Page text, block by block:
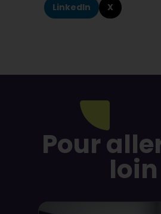
LinkedIn
X
Pour
loin